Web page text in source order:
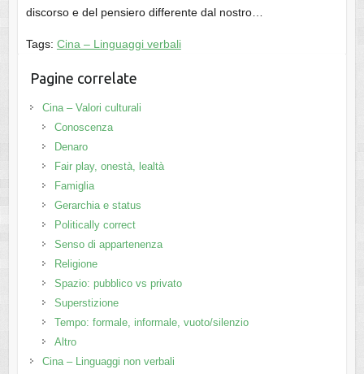
discorso e del pensiero differente dal nostro…
Tags: Cina – Linguaggi verbali
Pagine correlate
Cina – Valori culturali
Conoscenza
Denaro
Fair play, onestà, lealtà
Famiglia
Gerarchia e status
Politically correct
Senso di appartenenza
Religione
Spazio: pubblico vs privato
Superstizione
Tempo: formale, informale, vuoto/silenzio
Altro
Cina – Linguaggi non verbali